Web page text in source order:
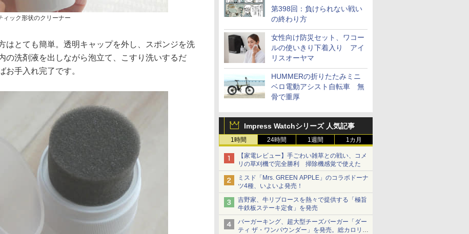
第398回：負けられない戦い
の終わり方
女性向け防災セット、ワコー
ルの使いきり下着入り アイ
リスオーヤマ
HUMMERの折りたたみミニ
ベロ電動アシスト自転車 無
骨で重厚
Impress Watchシリーズ 人気記事
1時間 24時間 1週間 1カ月
【家電レビュー】手ごわい雑草との戦い、コメ
リの草刈機で完全勝利 掃除機感覚で使えた
ミスド「Mrs. GREEN APPLE」のコラボドーナ
ツ4種、いよいよ発売！
吉野家、牛リブロースを熱々で提供する「極旨
牛鉄板ステーキ定食」を発売
バーガーキング、超大型チーズバーガー「ダー
ティ ザ・ワンパウンダー」を発売。総カロリー
ィック形状のクリーナー
はとても簡単。透明キャップを外し、スポンジを洗
の洗剤液を出しながら泡立て、こすり洗いするだ
お手入れ完了です。